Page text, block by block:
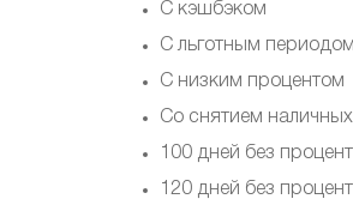
С кэшбэком
С льготным периодом
С низким процентом
Со снятием
100 дней без
120 дней без